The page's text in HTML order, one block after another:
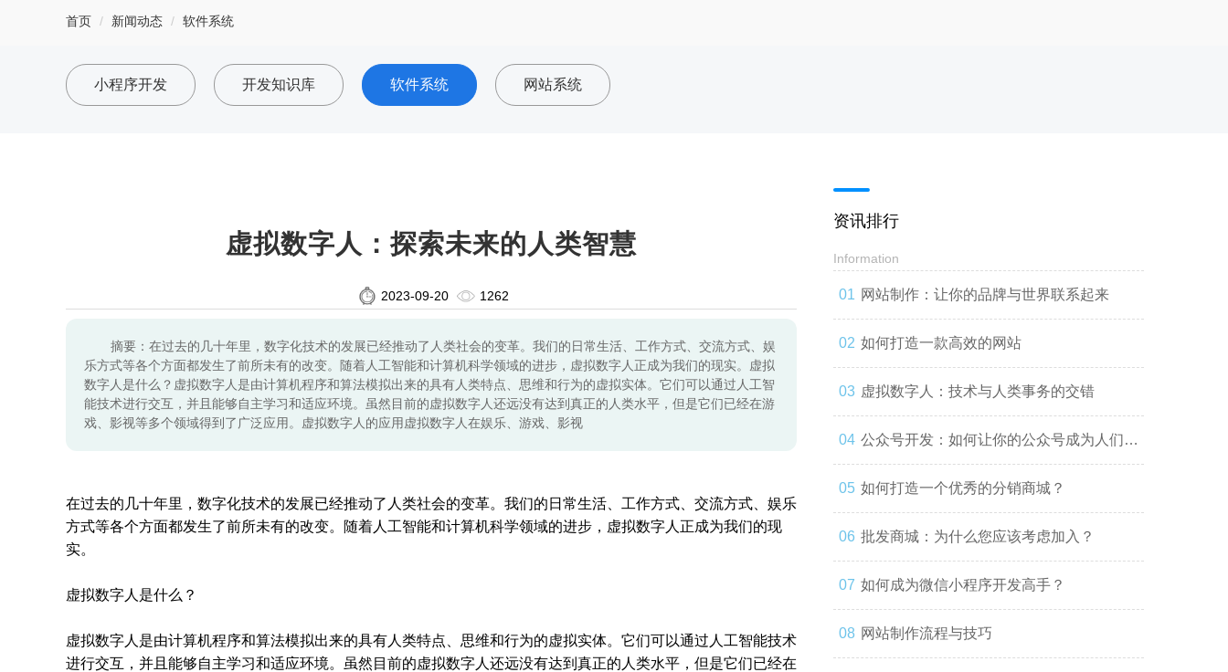
首页 新闻动态 软件系统
小程序开发 开发知识库 软件系统 网站系统
虚拟数字人：探索未来的人类智慧
2023-09-20 1262
摘要：在过去的几十年里，数字化技术的发展已经推动了人类社会的变革。我们的日常生活、工作方式、交流方式、娱
乐方式等各个方面都发生了前所未有的改变。随着人工智能和计算机科学领域的进步，虚拟数字人正成为我们的现实。虚拟
数字人是什么？虚拟数字人是由计算机程序和算法模拟出来的具有人类特点、思维和行为的虚拟实体。它们可以通过人工智
能技术进行交互，并且能够自主学习和适应环境。虽然目前的虚拟数字人还远没有达到真正的人类水平，但是它们已经在游
戏、影视等多个领域得到了广泛应用。虚拟数字人的应用虚拟数字人在娱乐、游戏、影视
在过去的几十年里，数字化技术的发展已经推动了人类社会的变革。我们的日常生活、工作方式、交流方式、娱乐
方式等各个方面都发生了前所未有的改变。随着人工智能和计算机科学领域的进步，虚拟数字人正成为我们的现
实。
虚拟数字人是什么？
虚拟数字人是由计算机程序和算法模拟出来的具有人类特点、思维和行为的虚拟实体。它们可以通过人工智能技术
进行交互，并且能够自主学习和适应环境。虽然目前的虚拟数字人还远没有达到真正的人类水平，但是它们已经在
资讯排行
Information
网站制作：让你的品牌与世界联系起来
如何打造一款高效的网站
虚拟数字人：技术与人类事务的交错
公众号开发：如何让你的公众号成为人们心
中的第一选择
如何打造一个优秀的分销商城？
批发商城：为什么您应该考虑加入？
如何成为微信小程序开发高手？
网站制作流程与技巧